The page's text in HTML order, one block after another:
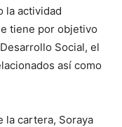
la actividad
tiene por objetivo
Social, el
así como
la cartera, Soraya